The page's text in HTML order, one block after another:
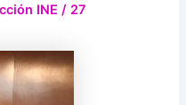
INE/ 27